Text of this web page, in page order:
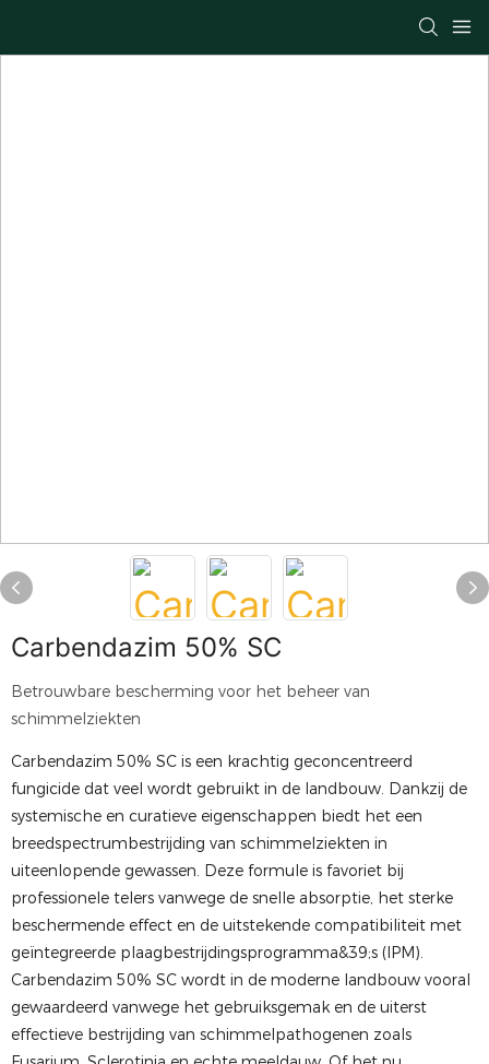
Carbendazim 50% SC
Betrouwbare bescherming voor het beheer van
schimmelziekten
Carbendazim 50% SC is een krachtig geconcentreerd
fungicide dat veel wordt gebruikt in de landbouw. Dankzij de
systemische en curatieve eigenschappen biedt het een
breedspectrumbestrijding van schimmelziekten in
uiteenlopende gewassen. Deze formule is favoriet bij
professionele telers vanwege de snelle absorptie, het sterke
beschermende effect en de uitstekende compatibiliteit met
geïntegreerde plaagbestrijdingsprogramma&39;s (IPM).
Carbendazim 50% SC wordt in de moderne landbouw vooral
gewaardeerd vanwege het gebruiksgemak en de uiterst
effectieve bestrijding van schimmelpathogenen zoals